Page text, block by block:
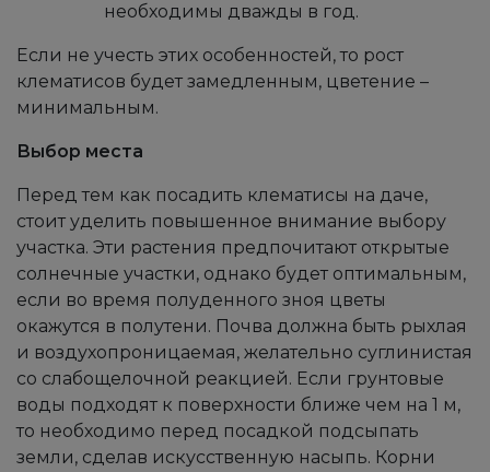
необходимы дважды в год.
Если не учесть этих особенностей, то рост
клематисов будет замедленным, цветение –
минимальным.
Выбор места
Перед тем как посадить клематисы на даче,
стоит уделить повышенное внимание выбору
участка. Эти растения предпочитают открытые
солнечные участки, однако будет оптимальным,
если во время полуденного зноя цветы
окажутся в полутени. Почва должна быть рыхлая
и воздухопроницаемая, желательно суглинистая
со слабощелочной реакцией. Если грунтовые
воды подходят к поверхности ближе чем на 1 м,
то необходимо перед посадкой подсыпать
земли, сделав искусственную насыпь. Корни